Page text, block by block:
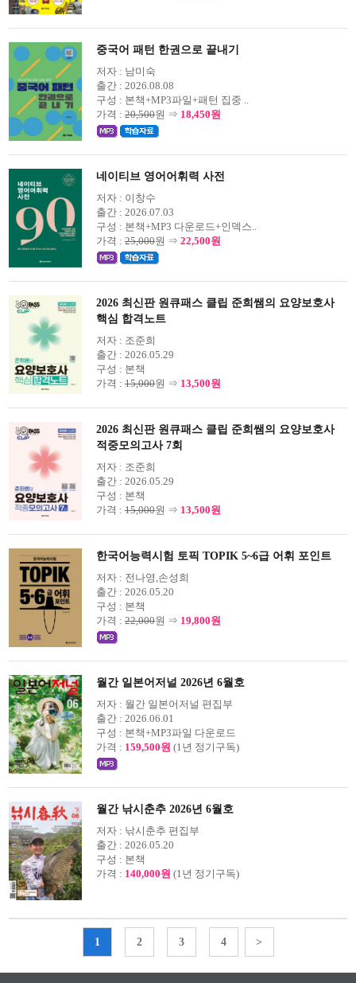
중국어 패턴 한권으로 끝내기
저자 : 남미숙
출간 : 2026.08.08
구성 : 본책+MP3파일+패턴 집중 ..
가격 : 20,500원 ⇒ 18,450원
네이티브 영어어휘력 사전
저자 : 이창수
출간 : 2026.07.03
구성 : 본책+MP3 다운로드+인덱스..
가격 : 25,000원 ⇒ 22,500원
2026 최신판 원큐패스 클립 준희쌤의 요양보호사
핵심 합격노트
저자 : 조준희
출간 : 2026.05.29
구성 : 본책
가격 : 15,000원 ⇒ 13,500원
2026 최신판 원큐패스 클립 준희쌤의 요양보호사
적중모의고사 7회
저자 : 조준희
출간 : 2026.05.29
구성 : 본책
가격 : 15,000원 ⇒ 13,500원
한국어능력시험 토픽 TOPIK 5~6급 어휘 포인트
저자 : 전나영,손성희
출간 : 2026.05.20
구성 : 본책
가격 : 22,000원 ⇒ 19,800원
월간 일본어저널 2026년 6월호
저자 : 월간 일본어저널 편집부
출간 : 2026.06.01
구성 : 본책+MP3파일 다운로드
가격 : 159,500원 (1년 정기구독)
월간 낚시춘추 2026년 6월호
저자 : 낚시춘추 편집부
출간 : 2026.05.20
구성 : 본책
가격 : 140,000원 (1년 정기구독)
1 2 3 4 >